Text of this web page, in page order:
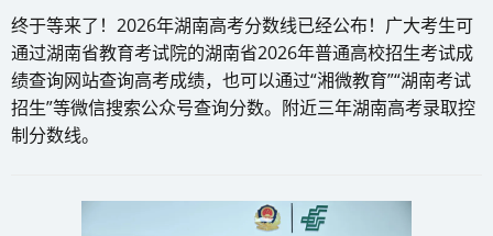
终于等来了！2026年湖南高考分数线已经公布！广大考生可
通过湖南省教育考试院的湖南省2026年普通高校招生考试成
绩查询网站查询高考成绩，也可以通过“湘微教育”“湖南考试
招生”等微信搜索公众号查询分数。附近三年湖南高考录取控
制分数线。